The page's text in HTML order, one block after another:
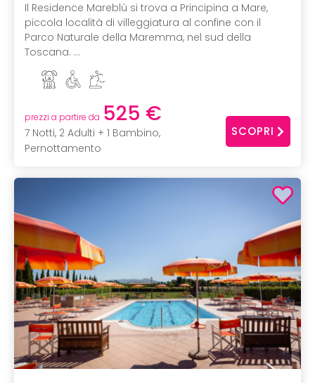
Il Residence Mareblù si trova a Principina a Mare,
piccola località di villeggiatura al confine con il
Parco Naturale della Maremma, nel sud della
Toscana. ...
prezzi a partire da 525 €
7 Notti, 2 Adulti + 1 Bambino,
Pernottamento
SCOPRI